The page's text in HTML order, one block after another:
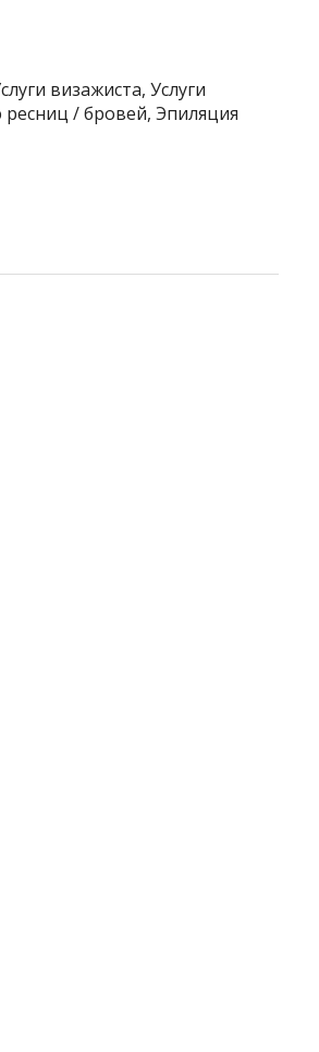
визажиста, Услуги
ресниц / бровей, Эпиляция